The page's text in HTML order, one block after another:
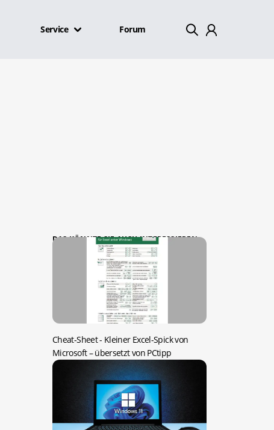
Service Forum
DAS KÖNNTE SIE AUCH INTERESSIEREN:
Cheat-Sheet - Kleiner Excel-Spick von
Microsoft – übersetzt von PCtipp